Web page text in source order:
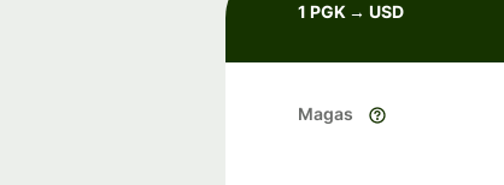
1 PGK → USD
Magas